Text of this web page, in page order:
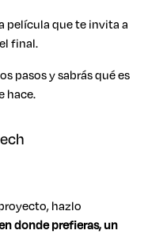
película que te invita a
final.
pasos y sabrás qué es
hace.
hazlo
donde prefieras, un